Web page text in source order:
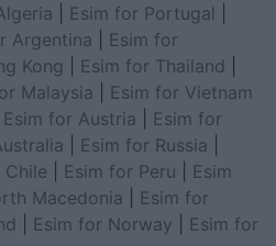
Esim for Portugal
Argentina
Esim for
Kong Esim for Thailand
Malaysia
Esim for Vietnam
Esim for Austria
Esim for
Esim for Russia
Chile Esim for Peru
Esim
Macedonia
Esim for
Esim for Norway
Esim for